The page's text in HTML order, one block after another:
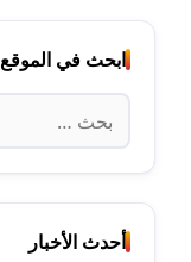
ابحث في الموقع
البحث
عن:
أحدث الأخبار